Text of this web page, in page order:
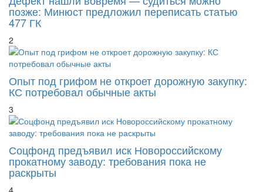
позже: Минюст предложил переписать статью
477 ГК
2
Опыт под грифом не откроет дорожную закупку:
КС потребовал обычные акты
3
Соцфонд предъявил иск Новороссийскому
прокатному заводу: требования пока не
раскрыты
4